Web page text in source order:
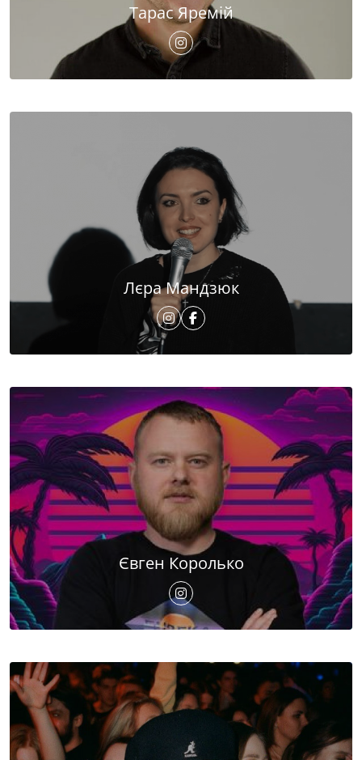
Тарас Яремій
Лєра Мандзюк
Євген Королько